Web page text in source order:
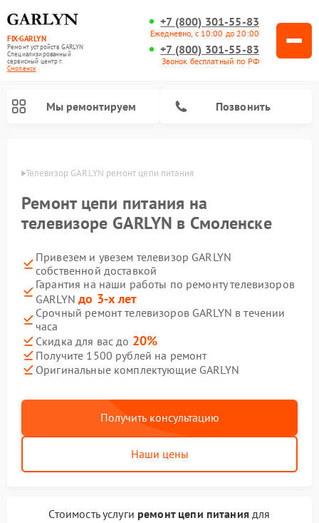
FIX-GARLYN
Ремонт устройств GARLYN
Специализированный
cервисный центр г.
Смоленск
+7 (800) 301-55-83
Ежедневно, с 10:00 до 20:00
+7 (800) 301-55-83
Звонок бесплатный по РФ
Мы ремонтируем Позвонить
Телевизор GARLYN ремонт цепи питания
Ремонт цепи питания на
телевизоре GARLYN в Смоленске
Привезем и увезем телевизор GARLYN
собственной доставкой
Гарантия на наши работы по ремонту телевизоров
GARLYNдо 3-х лет
Срочный ремонт телевизоров GARLYN в течении
часа
Скидка для вас до 20%
Получите 1500 рублей на ремонт
Оригинальные комплектующие GARLYN
Получить консультацию
Наши цены
Стоимость услуги ремонт цепи питаниядля